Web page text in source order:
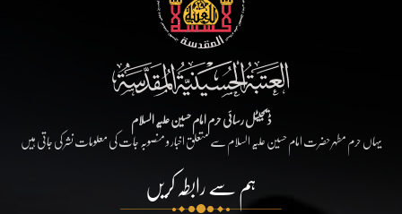
ڈیجیٹل رسائی حرم امام حسین علیہ السلام
یہاں حرم مطہر حضرت امام حسین علیہ السلام سے متعلق اخبار و منصوبہ جات کی معلومات نشر کی جاتی ہیں
ہم سے رابطہ کریں